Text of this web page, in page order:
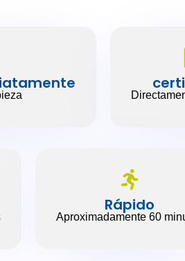
Rápido
Aproximadamente 60